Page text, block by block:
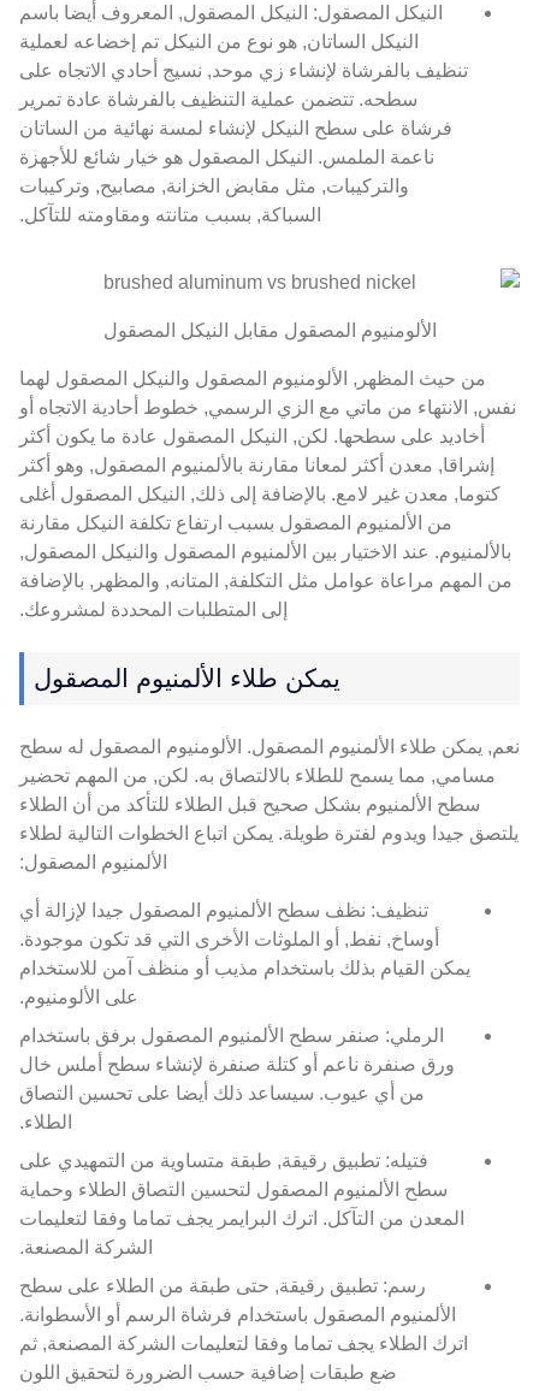
النيكل المصقول: النيكل المصقول, المعروف أيضا باسم
النيكل الساتان, هو نوع من النيكل تم إخضاعه لعملية
تنظيف بالفرشاة لإنشاء زي موحد, نسيج أحادي الاتجاه على
سطحه. تتضمن عملية التنظيف بالفرشاة عادة تمرير
فرشاة على سطح النيكل لإنشاء لمسة نهائية من الساتان
ناعمة الملمس. النيكل المصقول هو خيار شائع للأجهزة
والتركيبات, مثل مقابض الخزانة, مصابيح, وتركيبات
السباكة, بسبب متانته ومقاومته للتآكل.
الألومنيوم المصقول مقابل النيكل المصقول
من حيث المظهر, الألومنيوم المصقول والنيكل المصقول لهما
نفس, الانتهاء من ماتي مع الزي الرسمي, خطوط أحادية الاتجاه أو
أخاديد على سطحها. لكن, النيكل المصقول عادة ما يكون أكثر
إشراقا, معدن أكثر لمعانا مقارنة بالألمنيوم المصقول, وهو أكثر
كتوما, معدن غير لامع. بالإضافة إلى ذلك, النيكل المصقول أغلى
من الألمنيوم المصقول بسبب ارتفاع تكلفة النيكل مقارنة
بالألمنيوم. عند الاختيار بين الألمنيوم المصقول والنيكل المصقول,
من المهم مراعاة عوامل مثل التكلفة, المتانه, والمظهر, بالإضافة
إلى المتطلبات المحددة لمشروعك.
يمكن طلاء الألمنيوم المصقول
نعم, يمكن طلاء الألمنيوم المصقول. الألومنيوم المصقول له سطح
مسامي, مما يسمح للطلاء بالالتصاق به. لكن, من المهم تحضير
سطح الألمنيوم بشكل صحيح قبل الطلاء للتأكد من أن الطلاء
يلتصق جيدا ويدوم لفترة طويلة. يمكن اتباع الخطوات التالية لطلاء
الألمنيوم المصقول:
تنظيف: نظف سطح الألمنيوم المصقول جيدا لإزالة أي
أوساخ, نفط, أو الملوثات الأخرى التي قد تكون موجودة.
يمكن القيام بذلك باستخدام مذيب أو منظف آمن للاستخدام
على الألومنيوم.
الرملي: صنفر سطح الألمنيوم المصقول برفق باستخدام
ورق صنفرة ناعم أو كتلة صنفرة لإنشاء سطح أملس خال
من أي عيوب. سيساعد ذلك أيضا على تحسين التصاق
الطلاء.
فتيله: تطبيق رقيقة, طبقة متساوية من التمهيدي على
سطح الألمنيوم المصقول لتحسين التصاق الطلاء وحماية
المعدن من التآكل. اترك البرايمر يجف تماما وفقا لتعليمات
الشركة المصنعة.
رسم: تطبيق رقيقة, حتى طبقة من الطلاء على سطح
الألمنيوم المصقول باستخدام فرشاة الرسم أو الأسطوانة.
اترك الطلاء يجف تماما وفقا لتعليمات الشركة المصنعة, ثم
ضع طبقات إضافية حسب الضرورة لتحقيق اللون